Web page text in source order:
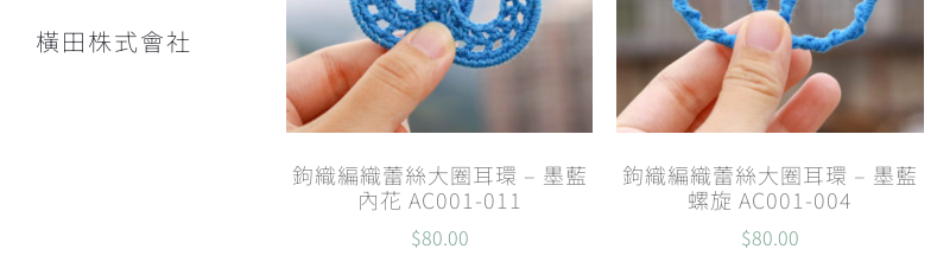
橫田株式會社
鉤織編織蕾絲大圈耳環 – 墨藍
內花 AC001-011
$80.00
鉤織編織蕾絲大圈耳環 – 墨藍
螺旋 AC001-004
$80.00